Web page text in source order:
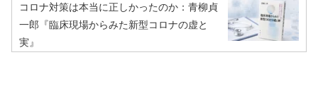
コロナ対策は本当に正しかったのか：青柳貞
一郎『臨床現場からみた新型コロナの虚と
実』